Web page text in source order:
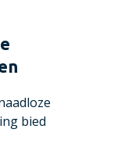
bied